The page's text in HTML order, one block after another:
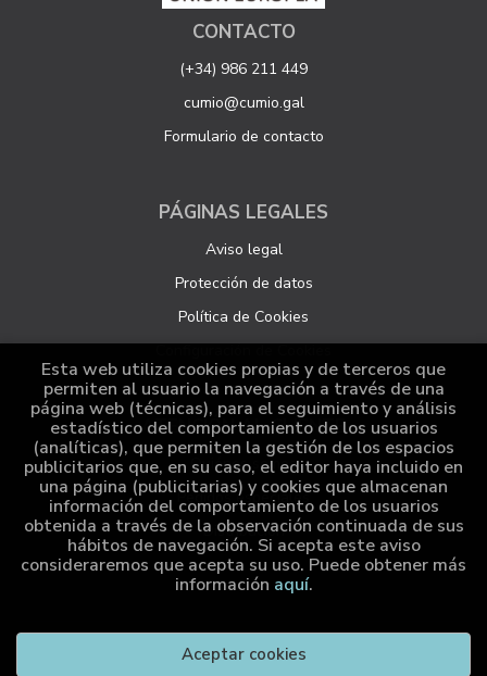
CONTACTO
(+34) 986 211 449
cumio@cumio.gal
Formulario de contacto
PÁGINAS LEGALES
Aviso legal
Protección de datos
Política de Cookies
ATENCIÓN AL CLIENTE
Quiénes somos
Pedidos especiales
Distribución
Cumio Editora
. Todos los Derechos Reservados |
Grupo Trevenque
Esta web utiliza cookies propias y de terceros que
permiten al usuario la navegación a través de una
página web (técnicas), para el seguimiento y análisis
estadístico del comportamiento de los usuarios
(analíticas), que permiten la gestión de los espacios
publicitarios que, en su caso, el editor haya incluido en
una página (publicitarias) y cookies que almacenan
información del comportamiento de los usuarios
obtenida a través de la observación continuada de sus
hábitos de navegación. Si acepta este aviso
consideraremos que acepta su uso. Puede obtener más
información aquí.
Aceptar cookies